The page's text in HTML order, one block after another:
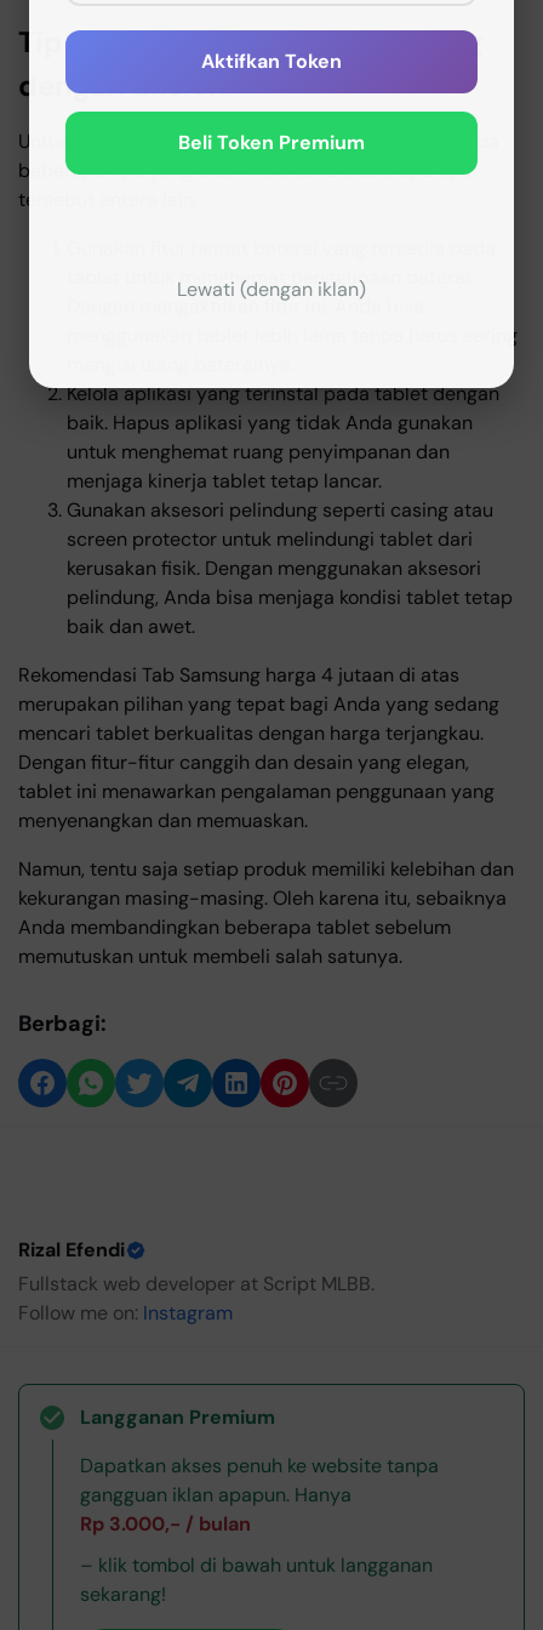
Tips Menggunakan Tab Samsung
dengan Efisien
Untuk menggunakan Tab Samsung dengan efisien, ada
beberapa tips yang bisa Anda coba. Beberapa tips
tersebut antara lain:
tablet untuk menghemat penggunaan baterai.
Dengan mengaktifkan fitur ini, Anda bisa
menggunakan tablet lebih lama tanpa harus sering
Kelola aplikasi yang terinstal pada tablet dengan
baik. Hapus aplikasi yang tidak Anda gunakan
untuk menghemat ruang penyimpanan dan
menjaga kinerja tablet tetap lancar.
Gunakan aksesori pelindung seperti casing atau
screen protector untuk melindungi tablet dari
kerusakan fisik. Dengan menggunakan aksesori
pelindung, Anda bisa menjaga kondisi tablet tetap
baik dan awet.
Rekomendasi Tab Samsung harga 4 jutaan di atas
merupakan pilihan yang tepat bagi Anda yang sedang
mencari tablet berkualitas dengan harga terjangkau.
Dengan fitur-fitur canggih dan desain yang elegan,
tablet ini menawarkan pengalaman penggunaan yang
menyenangkan dan memuaskan.
Namun, tentu saja setiap produk memiliki kelebihan dan
kekurangan masing-masing. Oleh karena itu, sebaiknya
Anda membandingkan beberapa tablet sebelum
memutuskan untuk membeli salah satunya.
Berbagi:
Rizal Efendi
Fullstack web developer at Script MLBB.
Follow me on: Instagram
Langganan Premium
Dapatkan akses penuh ke website tanpa
gangguan iklan apapun. Hanya
Rp 3.000,- / bulan
– klik tombol di bawah untuk langganan
sekarang!
Aktifkan Token
Beli Token Premium
Lewati (dengan iklan)